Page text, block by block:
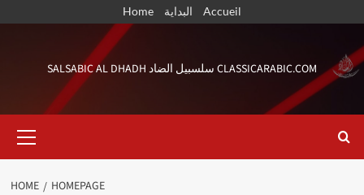
Home البداية Accueil
SALSABIC AL DHADH سلسبيل الضاد CLASSICARABIC.COM
Menu
HOME HOMEPAGE